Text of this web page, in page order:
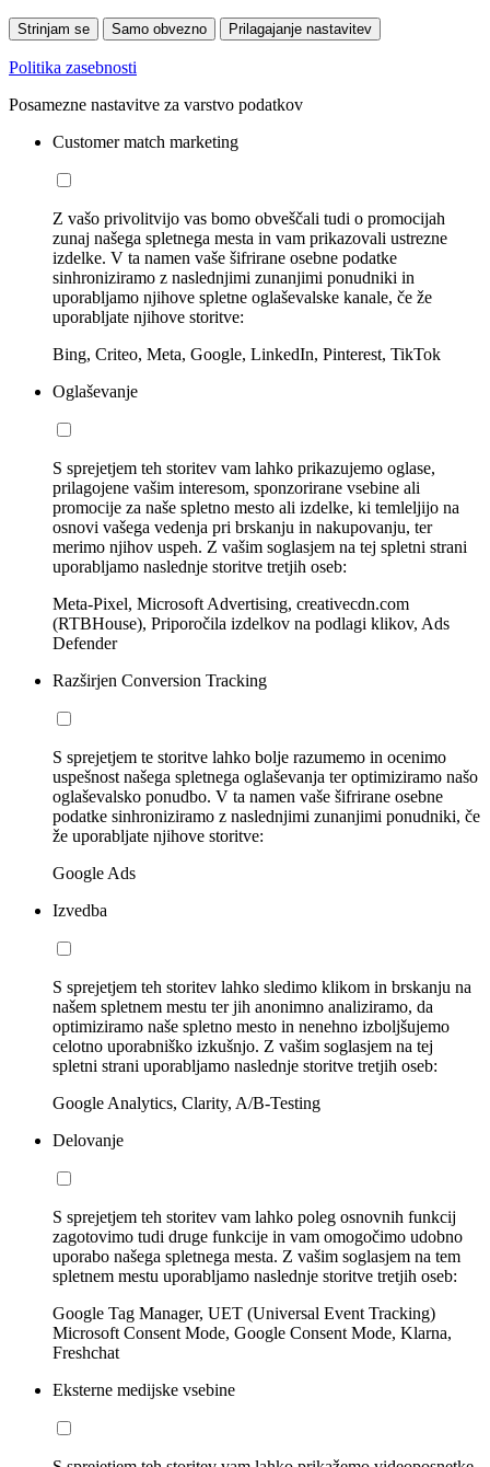
Strinjam se Samo obvezno Prilagajanje nastavitev
Politika zasebnosti
Posamezne nastavitve za varstvo podatkov
Customer match marketing
Z vašo privolitvijo vas bomo obveščali tudi o promocijah
zunaj našega spletnega mesta in vam prikazovali ustrezne
izdelke. V ta namen vaše šifrirane osebne podatke
sinhroniziramo z naslednjimi zunanjimi ponudniki in
uporabljamo njihove spletne oglaševalske kanale, če že
uporabljate njihove storitve:
Bing, Criteo, Meta, Google, LinkedIn, Pinterest, TikTok
Oglaševanje
S sprejetjem teh storitev vam lahko prikazujemo oglase,
prilagojene vašim interesom, sponzorirane vsebine ali
promocije za naše spletno mesto ali izdelke, ki temleljijo na
osnovi vašega vedenja pri brskanju in nakupovanju, ter
merimo njihov uspeh. Z vašim soglasjem na tej spletni strani
uporabljamo naslednje storitve tretjih oseb:
Meta-Pixel, Microsoft Advertising, creativecdn.com
(RTBHouse), Priporočila izdelkov na podlagi klikov, Ads
Defender
Razširjen Conversion Tracking
S sprejetjem te storitve lahko bolje razumemo in ocenimo
uspešnost našega spletnega oglaševanja ter optimiziramo našo
oglaševalsko ponudbo. V ta namen vaše šifrirane osebne
podatke sinhroniziramo z naslednjimi zunanjimi ponudniki, če
že uporabljate njihove storitve:
Google Ads
Izvedba
S sprejetjem teh storitev lahko sledimo klikom in brskanju na
našem spletnem mestu ter jih anonimno analiziramo, da
optimiziramo naše spletno mesto in nenehno izboljšujemo
celotno uporabniško izkušnjo. Z vašim soglasjem na tej
spletni strani uporabljamo naslednje storitve tretjih oseb:
Google Analytics, Clarity, A/B-Testing
Delovanje
S sprejetjem teh storitev vam lahko poleg osnovnih funkcij
zagotovimo tudi druge funkcije in vam omogočimo udobno
uporabo našega spletnega mesta. Z vašim soglasjem na tem
spletnem mestu uporabljamo naslednje storitve tretjih oseb:
Google Tag Manager, UET (Universal Event Tracking)
Microsoft Consent Mode, Google Consent Mode, Klarna,
Freshchat
Eksterne medijske vsebine